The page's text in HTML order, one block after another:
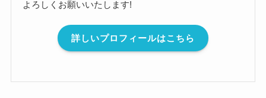
よろしくお願いいたします!
詳しいプロフィールはこちら